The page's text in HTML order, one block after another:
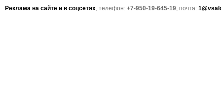
Реклама на сайте и в соцсетях, телефон: +7-950-19-645-19, почта: